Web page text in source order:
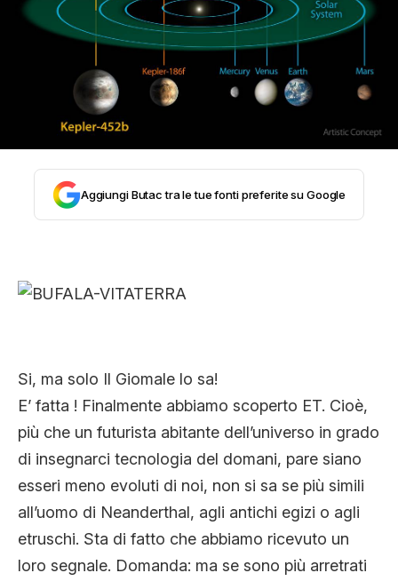
STORIA E CITAZIONI
INTRATTENIMENTO
COMPLOTTI, LEGGENDE URBANE ED
EVERGREEN
CLIMA ED ENERGIA
CONTATTI
CHI SIAMO
Aggiungi Butac tra le tue fonti preferite su Google
Si, ma solo Il Giomale lo sa!
E’ fatta ! Finalmente abbiamo scoperto ET. Cioè,
più che un futurista abitante dell’universo in grado
di insegnarci tecnologia del domani, pare siano
esseri meno evoluti di noi, non si sa se più simili
all’uomo di Neanderthal, agli antichi egizi o agli
etruschi. Sta di fatto che abbiamo ricevuto un
loro segnale. Domanda: ma se sono più arretrati